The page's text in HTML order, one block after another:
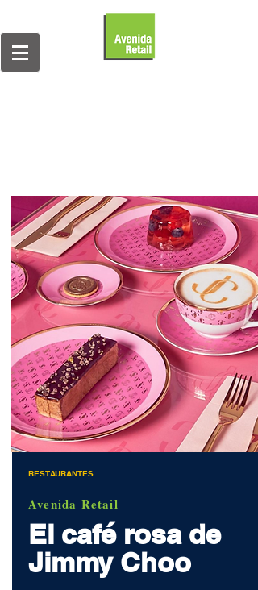
RESTAURANTES
Avenida Retail
El café rosa de
Jimmy Choo